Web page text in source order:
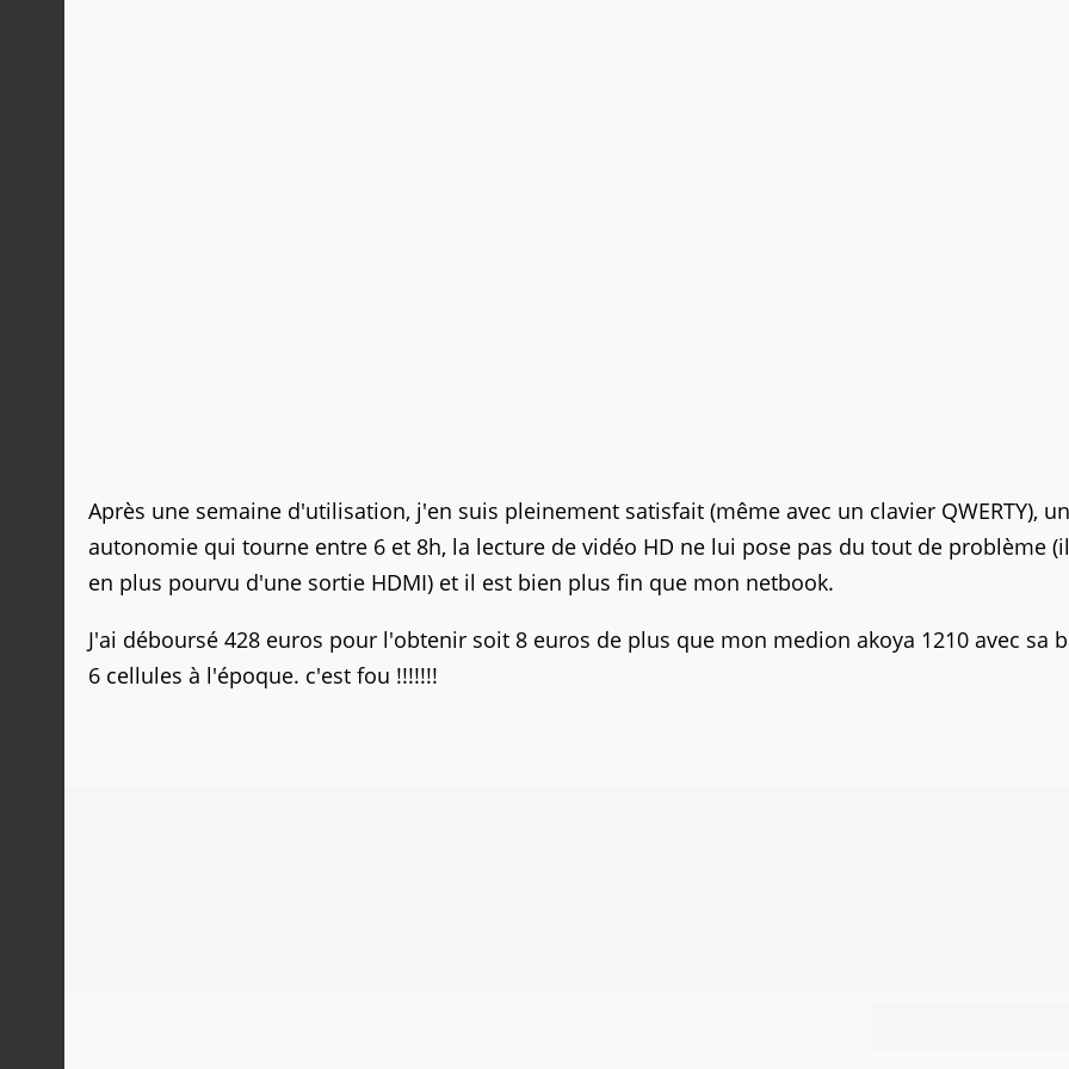
Après une semaine d'utilisation, j'en suis pleinement satisfait (même avec un clavier QWERTY),
autonomie qui tourne entre 6 et 8h, la lecture de vidéo HD ne lui pose pas du tout de problème
en plus pourvu d'une sortie HDMI) et il est bien plus fin que mon netbook.
J'ai déboursé 428 euros pour l'obtenir soit 8 euros de plus que mon medion akoya 1210 avec sa
6 cellules à l'époque. c'est fou !!!!!!!